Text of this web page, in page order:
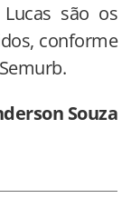
são os
conforme
Souza